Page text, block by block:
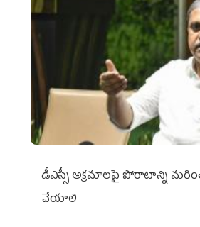
డీఎస్సీ అక్రమాలపై పోరాటాన్ని
చేయాలి